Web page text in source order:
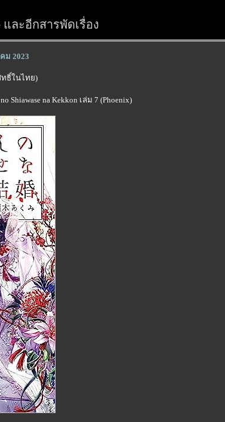
และอีกสารพัดเรื่อง
ม 2023
ทธิ์ในไทย)
Shiawase na Kekkon เล่ม 7 (Phoenix)